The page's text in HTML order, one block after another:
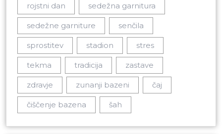
rojstni dan sedežna garnitura
sedežne garniture senčila
sprostitev stadion stres
tekma tradicija zastave
zdravje zunanji bazeni čaj
čiščenje bazena šah